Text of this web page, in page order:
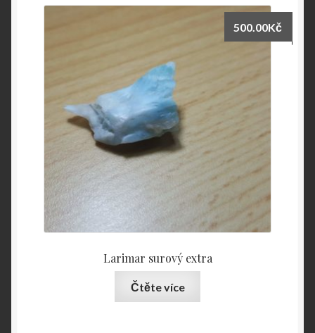
Larimar surový extra
500.00Kč
Čtěte více